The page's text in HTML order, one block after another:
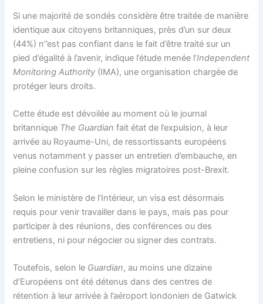
Si une majorité de sondés considère être traitée de manière
identique aux citoyens britanniques, près d’un sur deux
(44%) n’’est pas confiant dans le fait d’être traité sur un
pied d’égalité à l’avenir, indique l’étude menée l’Independent
Monitoring Authority (IMA), une organisation chargée de
protéger leurs droits.
Cette étude est dévoilée au moment où le journal
britannique The Guardian fait état de l’expulsion, à leur
arrivée au Royaume-Uni, de ressortissants européens
venus notamment y passer un entretien d’embauche, en
pleine confusion sur les règles migratoires post-Brexit.
Selon le ministère de l’Intérieur, un visa est désormais
requis pour venir travailler dans le pays, mais pas pour
participer à des réunions, des conférences ou des
entretiens, ni pour négocier ou signer des contrats.
Toutefois, selon le Guardian, au moins une dizaine
d’Européens ont été détenus dans des centres de
rétention à leur arrivée à l’aéroport londonien de Gatwick